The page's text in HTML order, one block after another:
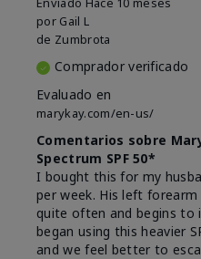
por Gail L
de Zumbrota
Comprador verificado
Evaluado en
marykay.com/en-us/
Comentarios sobre
Spectrum SPF 50*
I bought this for my
per week. His left
quite often and begins to
began using this heavier
and we feel better to